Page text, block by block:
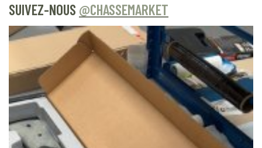
SUIVEZ-NOUS @CHASSEMARKET